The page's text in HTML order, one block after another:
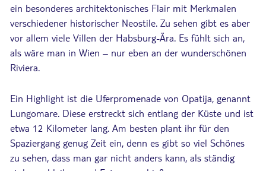
ein besonderes architektonisches Flair mit Merkmalen
verschiedener historischer Neostile. Zu sehen gibt es aber
vor allem viele Villen der Habsburg-Ära. Es fühlt sich an,
als wäre man in Wien – nur eben an der wunderschönen
Riviera.
Ein Highlight ist die Uferpromenade von Opatija, genannt
Lungomare. Diese erstreckt sich entlang der Küste und ist
etwa 12 Kilometer lang. Am besten plant ihr für den
Spaziergang genug Zeit ein, denn es gibt so viel Schönes
zu sehen, dass man gar nicht anders kann, als ständig